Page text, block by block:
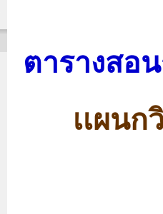
ตารางสอ
เเผน